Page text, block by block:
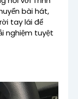
bài hát,
tay lái để
nghiệm tuyệt